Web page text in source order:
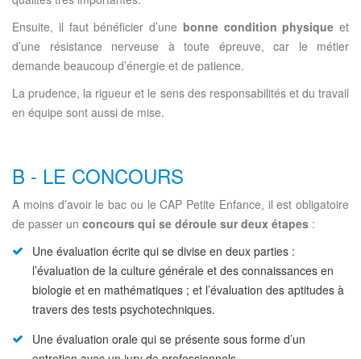
Ensuite, il faut bénéficier d’une bonne condition physique et
d’une résistance nerveuse à toute épreuve, car le métier
demande beaucoup d’énergie et de patience.
La prudence, la rigueur et le sens des responsabilités et du travail
en équipe sont aussi de mise.
B - LE CONCOURS
A moins d’avoir le bac ou le CAP Petite Enfance, il est obligatoire
de passer un concours qui se déroule sur deux étapes :
Une évaluation écrite qui se divise en deux parties :
l’évaluation de la culture générale et des connaissances en
biologie et en mathématiques ; et l’évaluation des aptitudes à
travers des tests psychotechniques.
Une évaluation orale qui se présente sous forme d’un